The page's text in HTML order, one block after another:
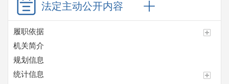
法定主动公开内容
履职依据
机关简介
规划信息
统计信息